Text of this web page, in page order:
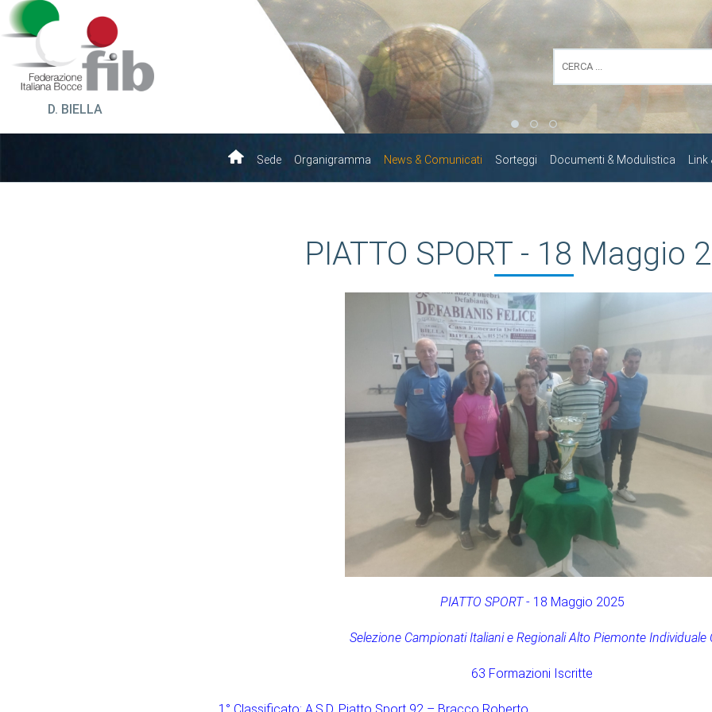
D. BIELLA
Sede Organigramma News & Comunicati Sorteggi Documenti & Modulistica Link
PIATTO SPORT - 18 Maggio
PIATTO SPORT- 18 Maggio 2025
Selezione Campionati Italiani e Regionali Alto Piemonte Individuale
63 Formazioni Iscritte